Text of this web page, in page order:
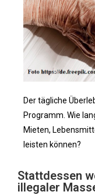
Der tägliche
Programm. Wie
Mieten,
leisten können?
Stattdessen
illegaler